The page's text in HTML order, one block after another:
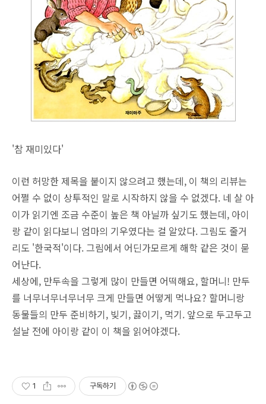
'참 재미있다'
이런 허망한 제목을 붙이지 않으려고 했는데, 이 책의 리뷰는
어쩔 수 없이 상투적인 말로 시작하지 않을 수 없겠다. 네 살 아
이가 읽기엔 조금 수준이 높은 책 아닐까 싶기도 했는데, 아이
랑 같이 읽다보니 엄마의 기우였다는 걸 알았다. 그림도 줄거
리도 '한국적'이다. 그림에서 어딘가모르게 해학 같은 것이 묻
어난다.
세상에, 만두속을 그렇게 많이 만들면 어떡해요, 할머니! 만두
를 너무너무너무너무 크게 만들면 어떻게 먹나요? 할머니랑
동물들의 만두 준비하기, 빚기, 끓이기, 먹기. 앞으로 두고두고
설날 전에 아이랑 같이 이 책을 읽어야겠다.
1 구독하기